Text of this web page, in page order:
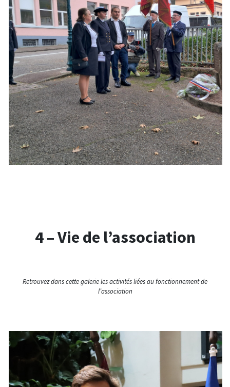
4 – Vie de l’association
Retrouvez dans cette galerie les activités liées au fonctionnement de
l’association